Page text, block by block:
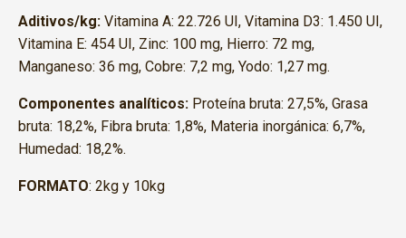
Aditivos/kg: Vitamina A: 22.726 UI, Vitamina D3: 1.450 UI,
Vitamina E: 454 UI, Zinc: 100 mg, Hierro: 72 mg,
Manganeso: 36 mg, Cobre: 7,2 mg, Yodo: 1,27 mg.
Componentes analíticos: Proteína bruta: 27,5%, Grasa
bruta: 18,2%, Fibra bruta: 1,8%, Materia inorgánica: 6,7%,
Humedad: 18,2%.
FORMATO: 2kg y 10kg